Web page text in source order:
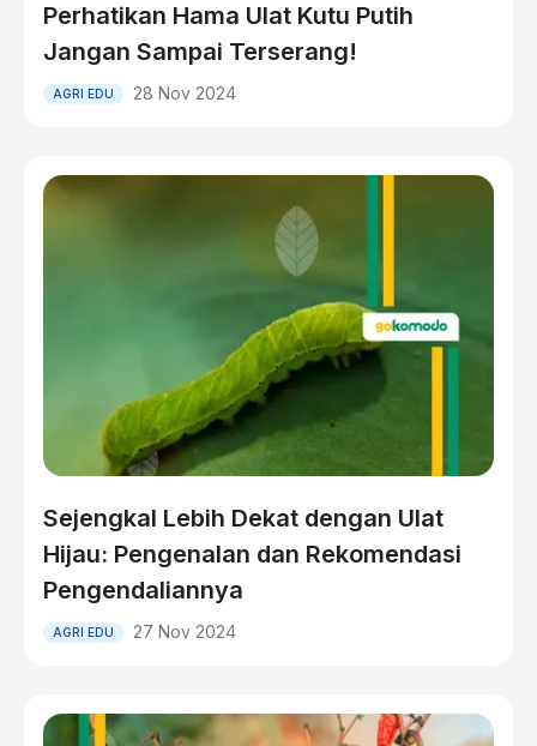
Perhatikan Hama Ulat Kutu Putih
Jangan Sampai Terserang!
AGRI EDU 28 Nov 2024
Sejengkal Lebih Dekat dengan Ulat
Hijau: Pengenalan dan Rekomendasi
Pengendaliannya
AGRI EDU 27 Nov 2024